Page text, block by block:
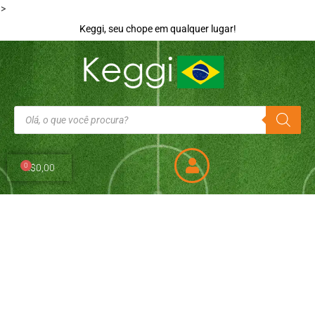
>
Keggi, seu chope em qualquer lugar!
R$0,00
0